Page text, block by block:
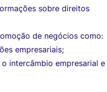
sobre direitos
de negócios como:
empresariais;
intercâmbio empresarial